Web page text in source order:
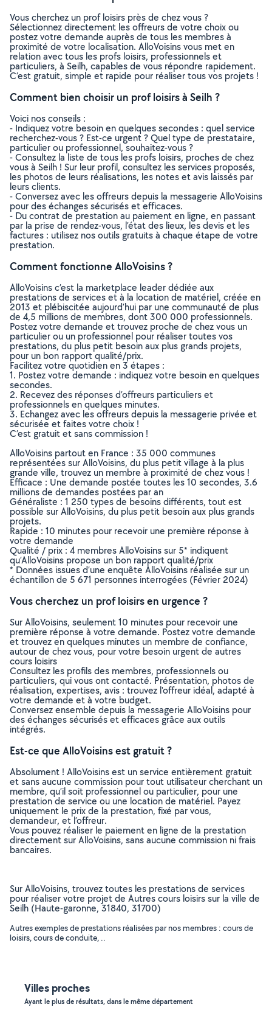
Vous cherchez un prof loisirs près de chez vous ?
Sélectionnez directement les offreurs de votre choix ou
postez votre demande auprès de tous les membres à
proximité de votre localisation. AlloVoisins vous met en
relation avec tous les profs loisirs, professionnels et
particuliers, à Seilh, capables de vous répondre rapidement.
C’est gratuit, simple et rapide pour réaliser tous vos projets !
Comment bien choisir un prof loisirs à Seilh ?
Voici nos conseils :
- Indiquez votre besoin en quelques secondes : quel service
recherchez-vous ? Est-ce urgent ? Quel type de prestataire,
particulier ou professionnel, souhaitez-vous ?
- Consultez la liste de tous les profs loisirs, proches de chez
vous à Seilh ! Sur leur profil, consultez les services proposés,
les photos de leurs réalisations, les notes et avis laissés par
leurs clients.
- Conversez avec les offreurs depuis la messagerie AlloVoisins
pour des échanges sécurisés et efficaces.
- Du contrat de prestation au paiement en ligne, en passant
par la prise de rendez-vous, l’état des lieux, les devis et les
factures : utilisez nos outils gratuits à chaque étape de votre
prestation.
Comment fonctionne AlloVoisins ?
AlloVoisins c’est la marketplace leader dédiée aux
prestations de services et à la location de matériel, créée en
2013 et plébiscitée aujourd’hui par une communauté de plus
de 4,5 millions de membres, dont 300 000 professionnels.
Postez votre demande et trouvez proche de chez vous un
particulier ou un professionnel pour réaliser toutes vos
prestations, du plus petit besoin aux plus grands projets,
pour un bon rapport qualité/prix.
Facilitez votre quotidien en 3 étapes :
1. Postez votre demande : indiquez votre besoin en quelques
secondes.
2. Recevez des réponses d’offreurs particuliers et
professionnels en quelques minutes.
3. Echangez avec les offreurs depuis la messagerie privée et
sécurisée et faites votre choix !
C’est gratuit et sans commission !
AlloVoisins partout en France : 35 000 communes
représentées sur AlloVoisins, du plus petit village à la plus
grande ville, trouvez un membre à proximité de chez vous !
Efficace : Une demande postée toutes les 10 secondes, 3.6
millions de demandes postées par an
Généraliste : 1 250 types de besoins différents, tout est
possible sur AlloVoisins, du plus petit besoin aux plus grands
projets.
Rapide : 10 minutes pour recevoir une première réponse à
votre demande
Qualité / prix : 4 membres AlloVoisins sur 5* indiquent
qu’AlloVoisins propose un bon rapport qualité/prix
* Données issues d’une enquête AlloVoisins réalisée sur un
échantillon de 5 671 personnes interrogées (Février 2024)
Vous cherchez un prof loisirs en urgence ?
Sur AlloVoisins, seulement 10 minutes pour recevoir une
première réponse à votre demande. Postez votre demande
et trouvez en quelques minutes un membre de confiance,
autour de chez vous, pour votre besoin urgent de autres
cours loisirs
Consultez les profils des membres, professionnels ou
particuliers, qui vous ont contacté. Présentation, photos de
réalisation, expertises, avis : trouvez l'offreur idéal, adapté à
votre demande et à votre budget.
Conversez ensemble depuis la messagerie AlloVoisins pour
des échanges sécurisés et efficaces grâce aux outils
intégrés.
Est-ce que AlloVoisins est gratuit ?
Absolument ! AlloVoisins est un service entièrement gratuit
et sans aucune commission pour tout utilisateur cherchant un
membre, qu’il soit professionnel ou particulier, pour une
prestation de service ou une location de matériel. Payez
uniquement le prix de la prestation, fixé par vous,
demandeur, et l’offreur.
Vous pouvez réaliser le paiement en ligne de la prestation
directement sur AlloVoisins, sans aucune commission ni frais
bancaires.
Sur AlloVoisins, trouvez toutes les prestations de services
pour réaliser votre projet de Autres cours loisirs sur la ville de
Seilh (Haute-garonne, 31840, 31700)
Autres exemples de prestations réalisées par nos membres : cours de
loisirs, cours de conduite, ..
Villes proches
Ayant le plus de résultats, dans le même département